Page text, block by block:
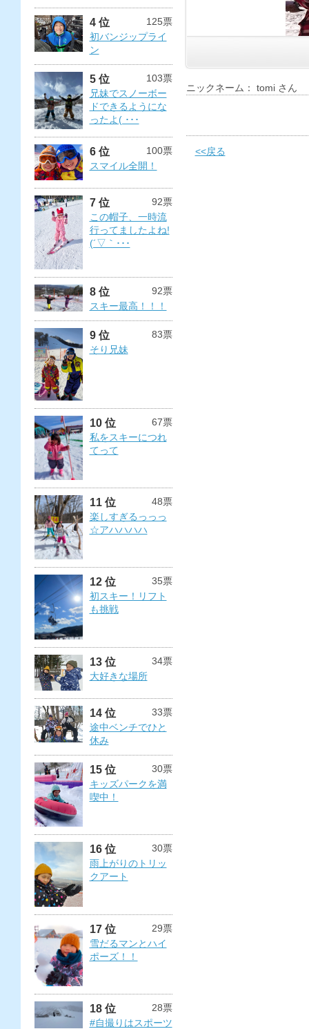
4 位
125票
初バンジップライ
ン
5 位
103票
兄妹でスノーボー
ドできるようにな
ったよ( ･･･
6 位
100票
スマイル全開！
7 位
92票
この帽子、一時流
行ってましたよね!
(´▽｀･･･
8 位
92票
スキー最高！！！
9 位
83票
そり兄妹
10 位
67票
私をスキーにつれ
てって
11 位
48票
楽しすぎるっっっ
☆アハハハハ
12 位
35票
初スキー！リフト
も挑戦
13 位
34票
大好きな場所
14 位
33票
途中ベンチでひと
休み
15 位
30票
キッズパークを満
喫中！
16 位
30票
雨上がりのトリッ
クアート
17 位
29票
雪だるマンとハイ
ポーズ！！
18 位
28票
#自撮りはスポーツ
ニックネーム： tomi さん
<<戻る